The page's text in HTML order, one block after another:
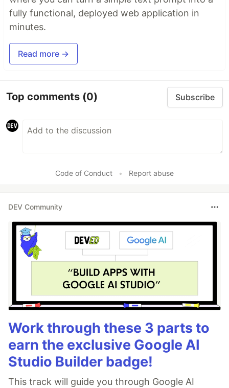
fully functional, deployed web application in
minutes.
Read more →
Top comments (0) Subscribe
Code of Conduct • Report abuse
DEV Community
Work through these 3 parts to
earn the exclusive Google AI
Studio Builder badge!
This track will guide you through Google AI